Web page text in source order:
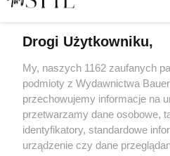
wystarczy"
MONIKA GŁUSKA-DURENKAMP
PORTRET
Drogi Użytkowniku,
My, naszych 1162 zaufanych
podmioty z Wydawnictwa
przechowujemy informacje na
przetwarzamy dane osobowe,
identyfikatory, standardowe
urządzenie czy dane